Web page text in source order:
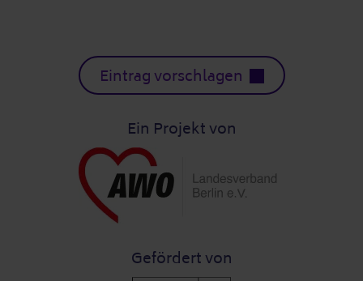
Eintrag vorschlagen
Ein Projekt von
Gefördert von